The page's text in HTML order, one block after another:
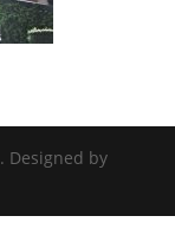
. Designed by